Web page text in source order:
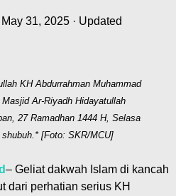
May 31, 2025 · Updated
KH Abdurrahman Muhammad
Ar-Riyadh Hidayatullah
27 Ramadhan 1444 H, Selasa
[Foto: SKR/MCU]
– Geliat dakwah Islam di kancah
dari perhatian serius KH